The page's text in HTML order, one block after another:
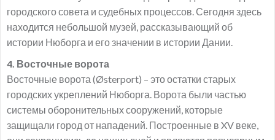
городского совета и судебных процессов. Сегодня здесь
находится небольшой музей, рассказывающий об
истории Нюборга и его значении в истории Дании.
4. Восточные ворота
Восточные ворота (Østerport) – это остатки старых
городских укреплений Нюборга. Ворота были частью
системы оборонительных сооружений, которые
защищали город от нападений. Построенные в XV веке,